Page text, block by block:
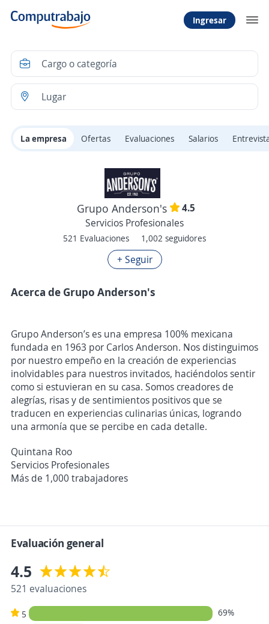
Ingresar
La empresa Ofertas Evaluaciones Salarios
Grupo Anderson's
4.5
Servicios Profesionales
521 Evaluaciones 1,002 seguidores
+ Seguir
Acerca de Grupo Anderson's
Grupo Anderson’s es una empresa 100% mexicana
fundada en 1963 por Carlos Anderson. Nos distinguimos
por nuestro empeño en la creación de experiencias
inolvidables para nuestros invitados, haciéndolos sentir
como si estuvieran en su casa. Somos creadores de
alegrías, risas y de sentimientos positivos que se
traducen en experiencias culinarias únicas, logrando
una armonía que se percibe en cada detalle.
Quintana Roo
Servicios Profesionales
Más de 1,000 trabajadores
Evaluación general
4.5
521 evaluaciones
5
69%